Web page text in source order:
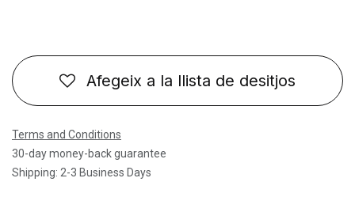
Afegeix a la llista de desitjos
Terms and Conditions
30-day money-back guarantee
Shipping: 2-3 Business Days